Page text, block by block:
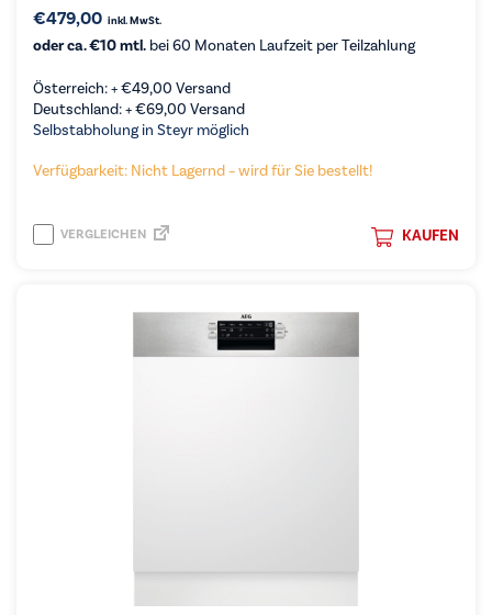
€479,00 inkl. MwSt.
oder ca. €10 mtl. bei 60 Monaten Laufzeit per Teilzahlung
Österreich: +€49,00 Versand
Deutschland: +€69,00 Versand
Selbstabholung in Steyr möglich
Verfügbarkeit: Nicht Lagernd – wird für Sie bestellt!
KAUFEN
VERGLEICHEN